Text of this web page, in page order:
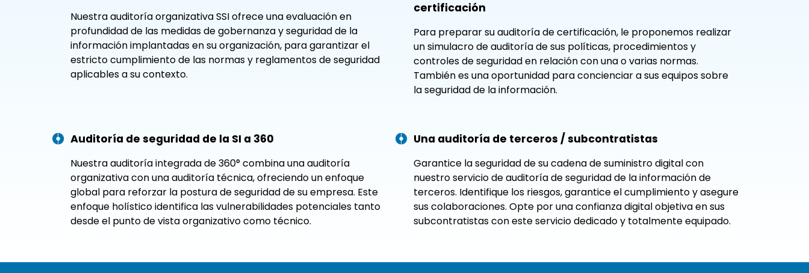
Nuestra auditoría organizativa SSI ofrece una evaluación en
profundidad de las medidas de gobernanza y seguridad de la
información implantadas en su organización, para garantizar el
estricto cumplimiento de las normas y reglamentos de seguridad
aplicables a su contexto.
certificación
Para preparar su auditoría de certificación, le proponemos realizar
un simulacro de auditoría de sus políticas, procedimientos y
controles de seguridad en relación con una o varias normas.
También es una oportunidad para concienciar a sus equipos sobre
la seguridad de la información.
Auditoría de seguridad de la SI a 360
Nuestra auditoría integrada de 360° combina una auditoría
organizativa con una auditoría técnica, ofreciendo un enfoque
global para reforzar la postura de seguridad de su empresa. Este
enfoque holístico identifica las vulnerabilidades potenciales tanto
desde el punto de vista organizativo como técnico.
Una auditoría de terceros / subcontratistas
Garantice la seguridad de su cadena de suministro digital con
nuestro servicio de auditoría de seguridad de la información de
terceros. Identifique los riesgos, garantice el cumplimiento y asegure
sus colaboraciones. Opte por una confianza digital objetiva en sus
subcontratistas con este servicio dedicado y totalmente equipado.